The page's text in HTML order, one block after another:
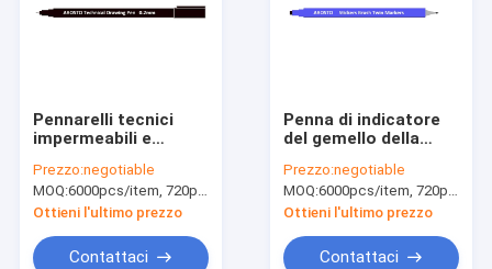
Pennarelli tecnici
impermeabili e
l'inchiostro del
pigmento ed il forte
barilotto dei pp
Prezzo:negotiable
MOQ:6000pcs/item, 720pcs/color
Ottieni l'ultimo prezzo
Contattaci
Penna di indicatore
del gemello della
sicurezza/penne di
indicatore
permanenti della
pittura con il punto
1mm del poliestere
Prezzo:negotiable
MOQ:6000pcs/item, 720pcs/color
Ottieni l'ultimo prezzo
Contattaci